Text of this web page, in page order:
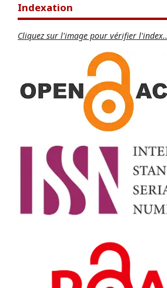
Indexation
Cliquez sur l'image pour vérifier l'index..